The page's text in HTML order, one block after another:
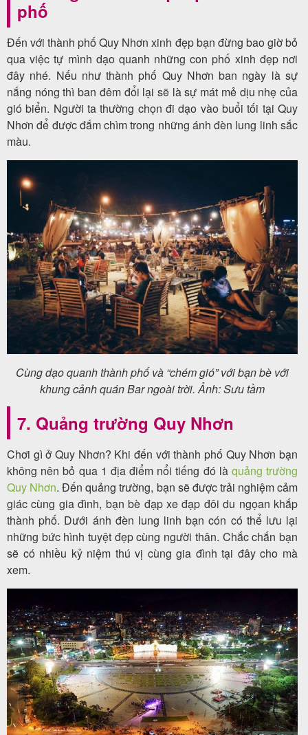
phố
Đến với thành phố Quy Nhơn xinh đẹp bạn đừng bao giờ bỏ
qua việc tự mình dạo quanh những con phố xinh đẹp nơi
đây nhé. Nếu như thành phố Quy Nhơn ban ngày là sự
nắng nóng thì ban đêm đổi lại sẽ là sự mát mẻ dịu nhẹ của
gió biển. Người ta thường chọn đi dạo vào buổi tối tại Quy
Nhơn để được đắm chìm trong những ánh đèn lung linh sắc
màu.
Cùng dạo quanh thành phố và “chém gió” với bạn bè với
khung cảnh quán Bar ngoài trời. Ảnh: Sưu tầm
7. Quảng trường Quy Nhơn
Chơi gì ở Quy Nhơn? Khi đến với thành phố Quy Nhơn bạn
không nên bỏ qua 1 địa điểm nổi tiếng đó là quảng trường
Quy Nhơn. Đến quảng trường, bạn sẽ được trải nghiệm cảm
giác cùng gia đình, bạn bè đạp xe đạp đôi du ngọan khắp
thành phố. Dưới ánh đèn lung linh bạn cón có thể lưu lại
những bức hình tuyệt đẹp cùng người thân. Chắc chắn bạn
sẽ có nhiều kỷ niệm thú vị cùng gia đình tại đây cho mà
xem.